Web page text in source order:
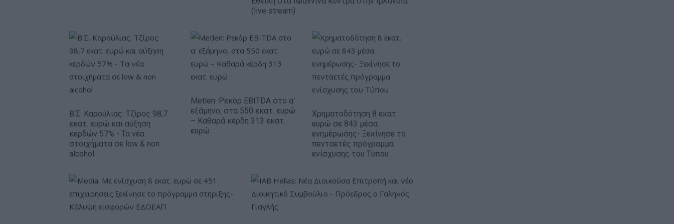
(live stream)
Β.Σ. Καρούλιας: Τζίρος 98,7
εκατ. ευρώ και αύξηση
κερδών 57% - Τα νέα
στοιχήματα σε low & non
alcohol
Metlen: Ρεκόρ EBITDA στο α'
εξάμηνο, στα 550 εκατ. ευρώ
– Καθαρά κέρδη 313 εκατ.
ευρώ
Χρηματοδότηση 8 εκατ.
ευρώ σε 843 μέσα
ενημέρωσης- Ξεκίνησε το
πενταετές πρόγραμμα
ενίσχυσης του Τύπου